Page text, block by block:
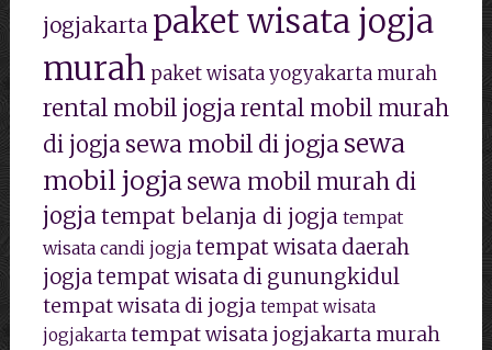
jogjakarta paket wisata jogja
murah paket wisata yogyakarta murah
rental mobil jogja rental mobil murah
di jogja sewa mobil di jogjasewa
mobil jogjasewa mobil murah di
jogja tempat belanja di jogja tempat
wisata candi jogja tempat wisata daerah
jogjatempat wisata di gunungkidul
tempat wisata di jogja tempat wisata
jogjakarta tempat wisata jogjakarta murah